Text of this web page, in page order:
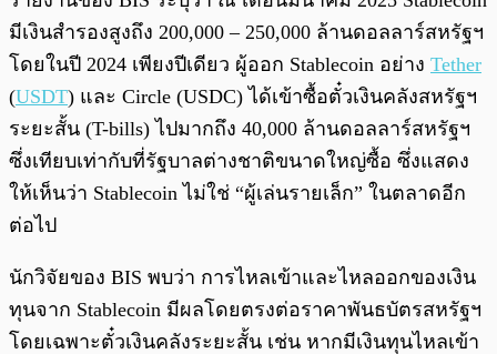
มีเงินสำรองสูงถึง 200,000 – 250,000 ล้านดอลลาร์สหรัฐฯ
โดยในปี 2024 เพียงปีเดียว ผู้ออก Stablecoin อย่าง Tether
(USDT) และ Circle (USDC) ได้เข้าซื้อตั๋วเงินคลังสหรัฐฯ
ระยะสั้น (T-bills) ไปมากถึง 40,000 ล้านดอลลาร์สหรัฐฯ
ซึ่งเทียบเท่ากับที่รัฐบาลต่างชาติขนาดใหญ่ซื้อ ซึ่งแสดง
ให้เห็นว่า Stablecoin ไม่ใช่ “ผู้เล่นรายเล็ก” ในตลาดอีก
ต่อไป
นักวิจัยของ BIS พบว่า การไหลเข้าและไหลออกของเงิน
ทุนจาก Stablecoin มีผลโดยตรงต่อราคาพันธบัตรสหรัฐฯ
โดยเฉพาะตั๋วเงินคลังระยะสั้น เช่น หากมีเงินทุนไหลเข้า